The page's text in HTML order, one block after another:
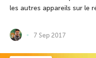
les autres appareils sur le
7 Sep 2017